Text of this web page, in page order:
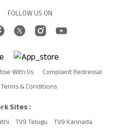
FOLLOW US ON
With Us
Complaint Redressal
Terms & Conditions
Sites :
TV9 Telugu TV9 Kannada